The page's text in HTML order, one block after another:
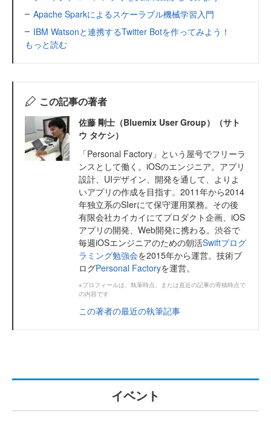
Apache Sparkによるスケーラブル機械学習入門
IBM Watsonと連携するTwitter Botを作ってみよう！
もっと読む
この記事の著者
佐藤 剛士（Bluemix User Group）（サト
ウ タケシ）
「Personal Factory」という屋号でフリーラ
ンスとして働く。iOSのエンジニア。アプリ
設計、UIデザイン、開発を通して、よりよ
いアプリの作成を目指す。2011年から2014
年独立系のSIerにて保守運用業務。その後
有限会社カイカイにてプロダクト企画、iOS
アプリの開発、Web開発に携わる。渋谷で
毎週iOSエンジニアのための朝活Swiftプログ
ラミング勉強会を2015年から運営。技術ブ
ログPersonal Factoryを運営。
※プロフィールは、執筆時点、または直近の記事の寄稿時点で
の内容です
この著者の最近の執筆記事
イベント